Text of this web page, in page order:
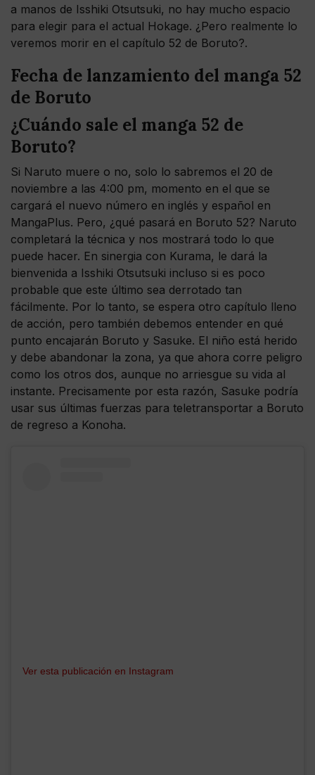
a manos de Isshiki Otsutsuki, no hay mucho espacio
para elegir para el actual Hokage. ¿Pero realmente lo
veremos morir en el capítulo 52 de Boruto?.
Fecha de lanzamiento del manga 52
de Boruto
¿Cuándo sale el manga 52 de
Boruto?
Si Naruto muere o no, solo lo sabremos el 20 de
noviembre a las 4:00 pm, momento en el que se
cargará el nuevo número en inglés y español en
MangaPlus. Pero, ¿qué pasará en Boruto 52? Naruto
completará la técnica y nos mostrará todo lo que
puede hacer. En sinergia con Kurama, le dará la
bienvenida a Isshiki Otsutsuki incluso si es poco
probable que este último sea derrotado tan
fácilmente. Por lo tanto, se espera otro capítulo lleno
de acción, pero también debemos entender en qué
punto encajarán Boruto y Sasuke. El niño está herido
y debe abandonar la zona, ya que ahora corre peligro
como los otros dos, aunque no arriesgue su vida al
instante. Precisamente por esta razón, Sasuke podría
usar sus últimas fuerzas para teletransportar a Boruto
de regreso a Konoha.
Ver esta publicación en Instagram